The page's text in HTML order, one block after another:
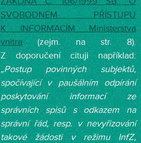
SVOBODNÉM PŘÍSTUPU
K INFORMACÍM Ministerstva
vnitra(zejm. na str. 8).
Z doporučení cituji například:
„Postup povinných subjektů,
spočívající v paušálním odpírání
poskytování informací ze
správních spisů s odkazem na
správní řád, resp. v nevyřizování
takové žádosti v režimu InfZ,